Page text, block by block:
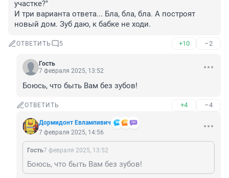
участке?"
И три варианта ответа... Бла, бла, бла. А построят
новый дом. Зуб даю, к бабке не ходи.
ОТВЕТИТЬ 5 +10 –2
Гость
7 февраля 2025, 13:52
Боюсь, что быть Вам без зубов!
ОТВЕТИТЬ +4 –4
Дормидонт Евлампивич
7 февраля 2025, 14:56
Гость7 февраля 2025, 13:52
Боюсь, что быть Вам без зубов!